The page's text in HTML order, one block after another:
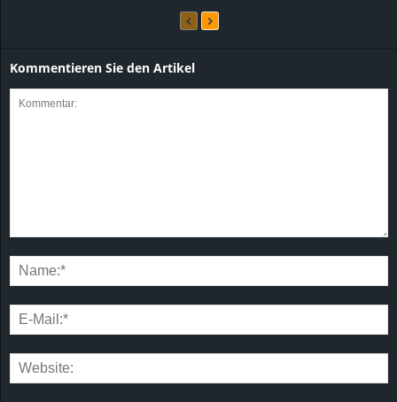
Kommentieren Sie den Artikel